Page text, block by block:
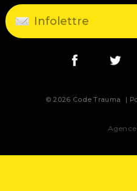
© 2026 Code Trauma